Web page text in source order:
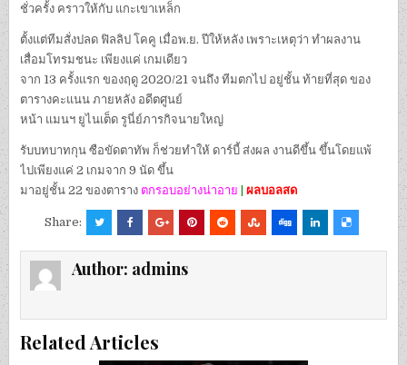
ชั่วครั้ง คราวให้กับ แกะเขาเหล็ก
ตั้งแต่ทีมสั่งปลด ฟิลลิป โคคู เมื่อพ.ย. ปีให้หลัง เพราะเหตุว่า ทำผลงาน
เสื่อมโทรมชนะ เพียงแค่ เกมเดียว
จาก 13 ครั้งแรก ของฤดู 2020/21 จนถึง ทีมตกไป อยู่ชั้น ท้ายที่สุด ของ
ตารางคะแนน ภายหลัง อดีตศูนย์
หน้า แมนฯ ยูไนเต็ด รูนี่ย์ภารกิจนายใหญ่
รับบทบาทกุน ซือขัดตาทัพ ก็ช่วยทำให้ ดาร์บี้ ส่งผล งานดีขึ้น ขึ้นโดยแพ้
ไปเพียงแค่ 2 เกมจาก 9 นัด ขึ้น
มาอยู่ชั้น 22 ของตาราง ตกรอบอย่างน่าอาย |ผลบอลสด
Share:
Author: admins
Related Articles